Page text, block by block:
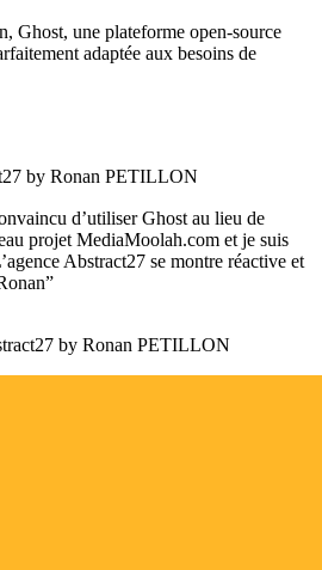
Ghost, une plateforme open-source
adaptée aux besoins de
by Ronan PETILLON
d’utiliser Ghost au lieu de
projet MediaMoolah.com et je suis
Abstract27 se montre réactive et
by Ronan PETILLON